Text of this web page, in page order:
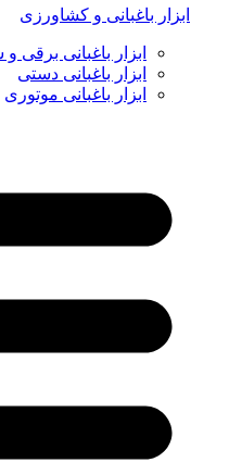
ابزار باغبانی و کشاورزی
ابزار باغبانی برقی
ابزار باغبانی دستی
ابزار باغبانی موتوری